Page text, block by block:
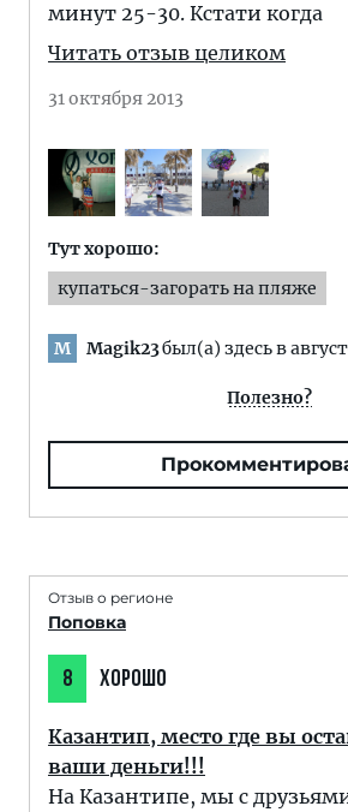
минут 25-30. Кстати когда
Читать отзыв целиком
31 октября 2013
Тут хорошо:
купаться-загорать на пляже
M Magik23был(а) здесь в
Полезно?
Отзыв о регионе
Поповка
8 ХОРОШО
Казантип, место где вы
ваши деньги!!!
На Казантипе, мы с